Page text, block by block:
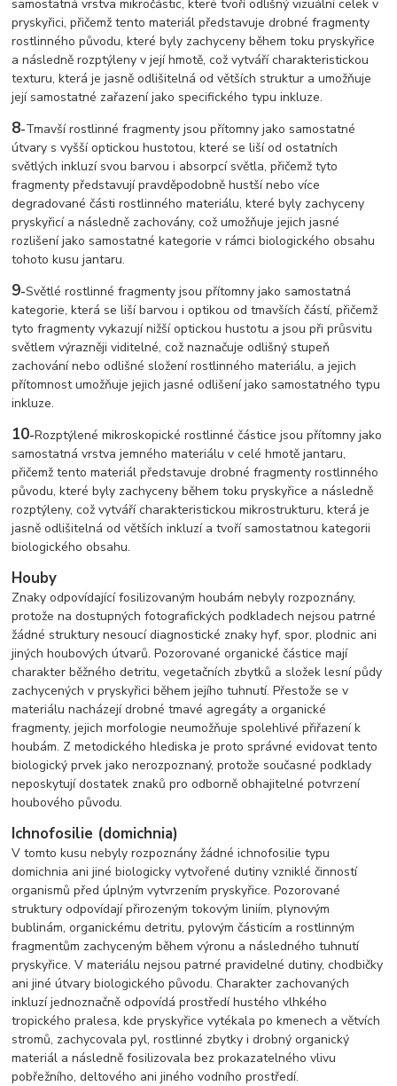
samostatná vrstva mikročástic, které tvoří odlišný vizuální celek v
pryskyřici, přičemž tento materiál představuje drobné fragmenty
rostlinného původu, které byly zachyceny během toku pryskyřice
a následně rozptýleny v její hmotě, což vytváří charakteristickou
texturu, která je jasně odlišitelná od větších struktur a umožňuje
její samostatné zařazení jako specifického typu inkluze.
8-Tmavší rostlinné fragmenty jsou přítomny jako samostatné
útvary s vyšší optickou hustotou, které se liší od ostatních
světlých inkluzí svou barvou i absorpcí světla, přičemž tyto
fragmenty představují pravděpodobně hustší nebo více
degradované části rostlinného materiálu, které byly zachyceny
pryskyřicí a následně zachovány, což umožňuje jejich jasné
rozlišení jako samostatné kategorie v rámci biologického obsahu
tohoto kusu jantaru.
9-Světlé rostlinné fragmenty jsou přítomny jako samostatná
kategorie, která se liší barvou i optikou od tmavších částí, přičemž
tyto fragmenty vykazují nižší optickou hustotu a jsou při průsvitu
světlem výrazněji viditelné, což naznačuje odlišný stupeň
zachování nebo odlišné složení rostlinného materiálu, a jejich
přítomnost umožňuje jejich jasné odlišení jako samostatného typu
inkluze.
10-Rozptýlené mikroskopické rostlinné částice jsou přítomny jako
samostatná vrstva jemného materiálu v celé hmotě jantaru,
přičemž tento materiál představuje drobné fragmenty rostlinného
původu, které byly zachyceny během toku pryskyřice a následně
rozptýleny, což vytváří charakteristickou mikrostrukturu, která je
jasně odlišitelná od větších inkluzí a tvoří samostatnou kategorii
biologického obsahu.
Houby
Znaky odpovídající fosilizovaným houbám nebyly rozpoznány,
protože na dostupných fotografických podkladech nejsou patrné
žádné struktury nesoucí diagnostické znaky hyf, spor, plodnic ani
jiných houbových útvarů. Pozorované organické částice mají
charakter běžného detritu, vegetačních zbytků a složek lesní půdy
zachycených v pryskyřici během jejího tuhnutí. Přestože se v
materiálu nacházejí drobné tmavé agregáty a organické
fragmenty, jejich morfologie neumožňuje spolehlivé přiřazení k
houbám. Z metodického hlediska je proto správné evidovat tento
biologický prvek jako nerozpoznaný, protože současné podklady
neposkytují dostatek znaků pro odborně obhajitelné potvrzení
houbového původu.
Ichnofosilie (domichnia)
V tomto kusu nebyly rozpoznány žádné ichnofosilie typu
domichnia ani jiné biologicky vytvořené dutiny vzniklé činností
organismů před úplným vytvrzením pryskyřice. Pozorované
struktury odpovídají přirozeným tokovým liniím, plynovým
bublinám, organickému detritu, pylovým částicím a rostlinným
fragmentům zachyceným během výronu a následného tuhnutí
pryskyřice. V materiálu nejsou patrné pravidelné dutiny, chodbičky
ani jiné útvary biologického původu. Charakter zachovaných
inkluzí jednoznačně odpovídá prostředí hustého vlhkého
tropického pralesa, kde pryskyřice vytékala po kmenech a větvích
stromů, zachycovala pyl, rostlinné zbytky i drobný organický
materiál a následně fosilizovala bez prokazatelného vlivu
pobřežního, deltového ani jiného vodního prostředí.